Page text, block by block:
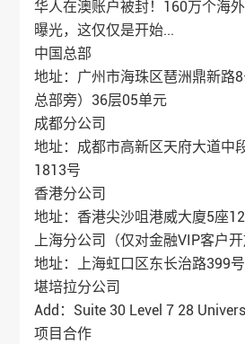
华人在澳账户被封！160万个海
曝光，这仅仅是开始...
中国总部
地址：广州市海珠区琶洲鼎新路
总部旁）36层05单元
成都分公司
地址：成都市高新区天府大道中
1813号
香港分公司
地址：香港尖沙咀港威大廈5座
上海分公司（仅对金融VIP客户开
地址：上海虹口区东长治路399
堪培拉分公司
Add：Suite 30 Level 7 28
项目合作